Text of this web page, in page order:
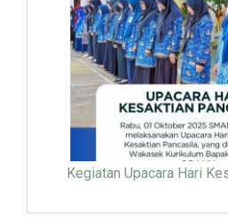
Kegiatan Upacara Hari